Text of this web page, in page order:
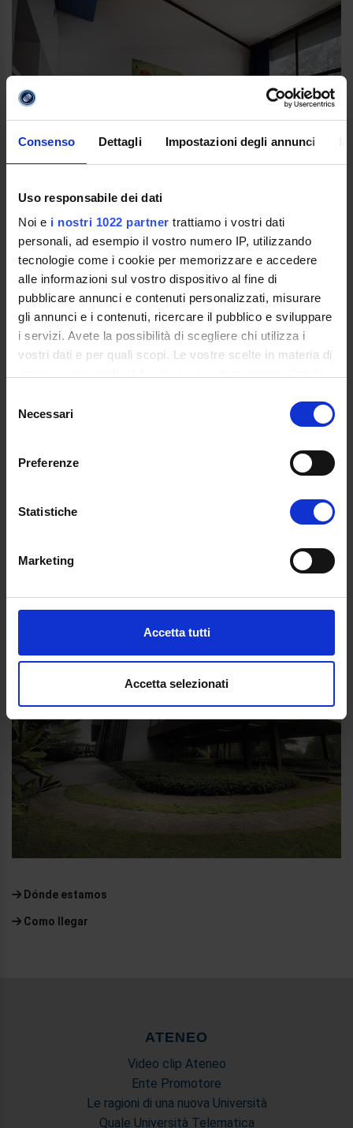
Consenso Dettagli Impostazioni degli annunci
Uso responsabile dei dati
Noi e i nostri 1022 partner trattiamo i vostri dati
personali, ad esempio il vostro numero IP, utilizzando
tecnologie come i cookie per memorizzare e accedere
alle informazioni sul vostro dispositivo al fine di
pubblicare annunci e contenuti personalizzati, misurare
gli annunci e i contenuti, ricercare il pubblico e sviluppare
i servizi. Avete la possibilità di scegliere chi utilizza i
vostri dati e per quali scopi. Le vostre scelte in materia di
modificare o revocare il proprio consenso in qualsiasi
momento dalla Dichiarazione sui cookie o facendo clic
raccogliere informazioni sulla tua posizione
geografica, con un'approssimazione di qualche
Identificare il tuo dispositivo, scansionandolo
Approfondisci come vengono elaborati i tuoi dati personali
modificare o ritirare il tuo consenso in qualsiasi momento
dalla Dichiarazione sui cookie.
Utilizziamo i cookie per personalizzare contenuti ed
annunci, per fornire funzionalità dei social media e per
analizzare il nostro traffico. Condividiamo inoltre
informazioni sul modo in cui utilizza il nostro sito con i
nostri partner che si occupano di analisi dei dati web,
pubblicità e social media, i quali potrebbero combinarle
con altre informazioni che ha fornito loro o che hanno
delNecessari
Preferenze
Statistiche
Marketing
Accetta tutti
Accetta selezionati
Dónde estamos
Como llegar
ATENEO
Video clip Ateneo
Ente Promotore
Le ragioni di una nuova Università
Quale Università Telematica